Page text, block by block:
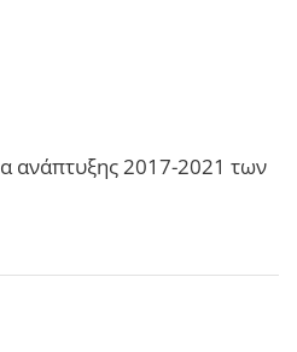
ανάπτυξης 2017-2021 των